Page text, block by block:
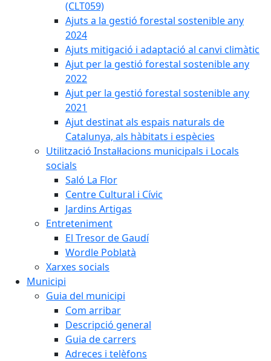
(CLT059)
Ajuts a la gestió forestal sostenible any
2024
Ajuts mitigació i adaptació al canvi climàtic
Ajut per la gestió forestal sostenible any
2022
Ajut per la gestió forestal sostenible any
2021
Ajut destinat als espais naturals de
Catalunya, als hàbitats i espècies
Utilització Instal·lacions municipals i Locals
socials
Saló La Flor
Centre Cultural i Cívic
Jardins Artigas
Entreteniment
El Tresor de Gaudí
Wordle Poblatà
Xarxes socials
Municipi
Guia del municipi
Com arribar
Descripció general
Guia de carrers
Adreces i telèfons